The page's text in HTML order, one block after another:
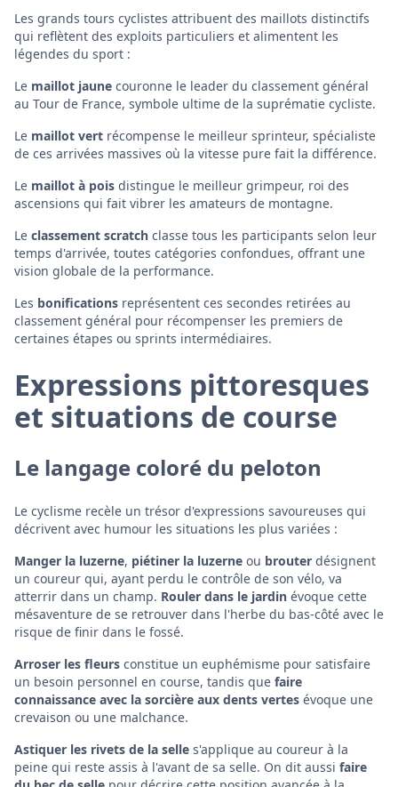
Les grands tours cyclistes attribuent des maillots distinctifs
qui reflètent des exploits particuliers et alimentent les
légendes du sport :
Le maillot jaune couronne le leader du classement général
au Tour de France, symbole ultime de la suprématie cycliste.
Le maillot vert récompense le meilleur sprinteur, spécialiste
de ces arrivées massives où la vitesse pure fait la différence.
Le maillot à pois distingue le meilleur grimpeur, roi des
ascensions qui fait vibrer les amateurs de montagne.
Le classement scratch classe tous les participants selon leur
temps d'arrivée, toutes catégories confondues, offrant une
vision globale de la performance.
Les bonifications représentent ces secondes retirées au
classement général pour récompenser les premiers de
certaines étapes ou sprints intermédiaires.
Expressions pittoresques
et situations de course
Le langage coloré du peloton
Le cyclisme recèle un trésor d'expressions savoureuses qui
décrivent avec humour les situations les plus variées :
Manger la luzerne, piétiner la luzerne ou brouter désignent
un coureur qui, ayant perdu le contrôle de son vélo, va
atterrir dans un champ. Rouler dans le jardin évoque cette
mésaventure de se retrouver dans l'herbe du bas-côté avec le
risque de finir dans le fossé.
Arroser les fleurs constitue un euphémisme pour satisfaire
un besoin personnel en course, tandis que faire
connaissance avec la sorcière aux dents vertes évoque une
crevaison ou une malchance.
Astiquer les rivets de la selle s'applique au coureur à la
peine qui reste assis à l'avant de sa selle. On dit aussi faire